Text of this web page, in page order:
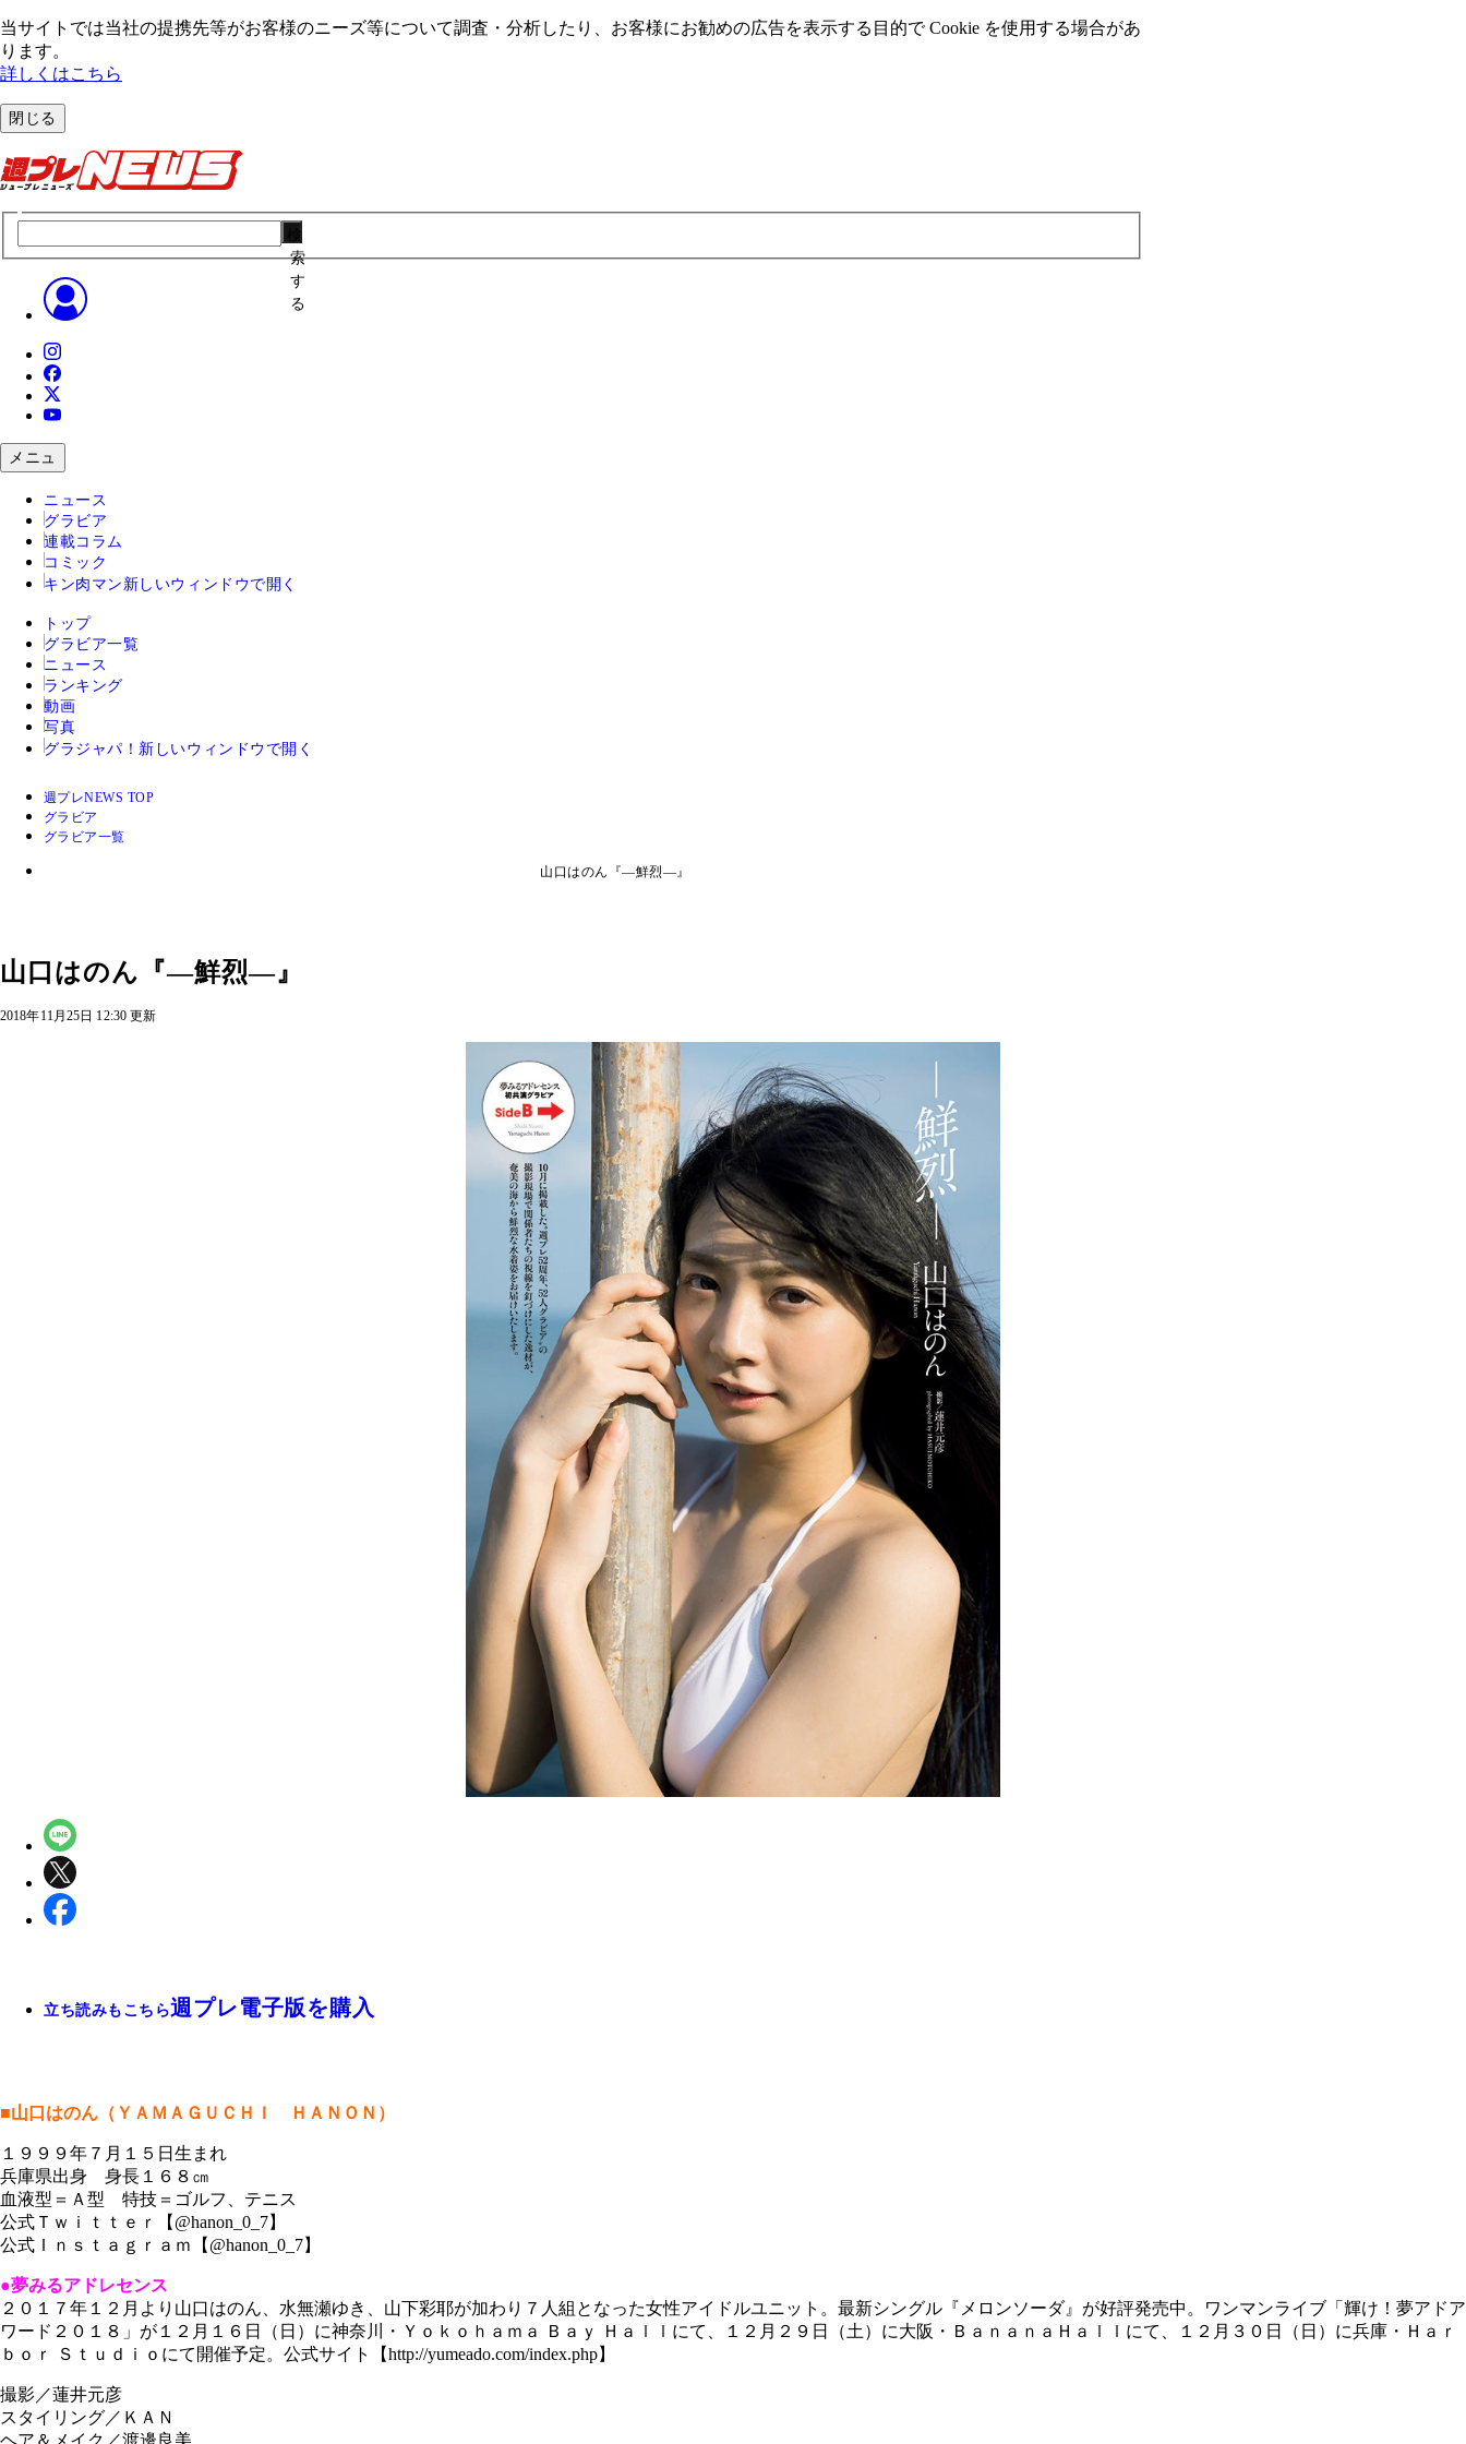
当サイトでは当社の提携先等がお客様のニーズ等について調査・分析したり、お客様にお勧めの広告を表⽰する⽬的で Cookie を使⽤する場合があ
ります。
詳しくはこちら
閉じる
索
す
る
メニュ
ニュース
グラビア
連載コラム
コミック
キン肉マン 新しいウィンドウで開く
トップ
グラビア一覧
ニュース
ランキング
動画
写真
グラジャパ！ 新しいウィンドウで開く
週プレNEWS TOP
グラビア
グラビア一覧
山口はのん『―鮮烈―』
山口はのん『―鮮烈―』
2018年11月25日 12:30 更新
立ち読みもこちら週プレ電子版を購入
■山口はのん（ＹＡＭＡＧＵＣＨＩ ＨＡＮＯＮ）
１９９９年７月１５日生まれ
兵庫県出身 身長１６８㎝
血液型＝Ａ型 特技＝ゴルフ、テニス
公式Ｔｗｉｔｔｅｒ【@hanon_0_7】
公式Ｉｎｓｔａｇｒａｍ【@hanon_0_7】
●夢みるアドレセンス
２０１７年１２月より山口はのん、水無瀬ゆき、山下彩耶が加わり７人組となった女性アイドルユニット。最新シングル『メロンソーダ』が好評発売中。ワンマンライブ「輝け！夢アドア
ワード２０１８」が１２月１６日（日）に神奈川・Ｙｏｋｏｈａｍａ Ｂａｙ Ｈａｌｌにて、１２月２９日（土）に大阪・ＢａｎａｎａＨａｌｌにて、１２月３０日（日）に兵庫・Ｈａｒ
ｂｏｒ Ｓｔｕｄｉｏにて開催予定。公式サイト【http://yumeado.com/index.php】
撮影／蓮井元彦
スタイリング／ＫＡＮ
ヘア＆メイク／渡邊良美